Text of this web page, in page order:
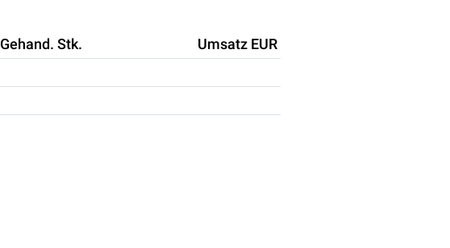
Gehand. Stk.
Umsatz EUR